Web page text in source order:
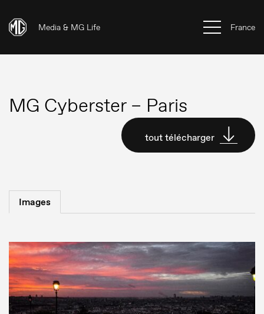
Media & MG Life France
MG Cyberster – Paris
tout télécharger
Images